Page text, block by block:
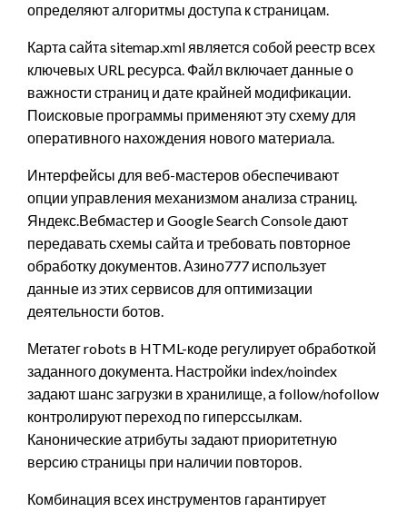
определяют алгоритмы доступа к страницам.
Карта сайта sitemap.xml является собой реестр всех
ключевых URL ресурса. Файл включает данные о
важности страниц и дате крайней модификации.
Поисковые программы применяют эту схему для
оперативного нахождения нового материала.
Интерфейсы для веб-мастеров обеспечивают
опции управления механизмом анализа страниц.
Яндекс.Вебмастер и Google Search Console дают
передавать схемы сайта и требовать повторное
обработку документов. Азино777 использует
данные из этих сервисов для оптимизации
деятельности ботов.
Метатег robots в HTML-коде регулирует обработкой
заданного документа. Настройки index/noindex
задают шанс загрузки в хранилище, а follow/nofollow
контролируют переход по гиперссылкам.
Канонические атрибуты задают приоритетную
версию страницы при наличии повторов.
Комбинация всех инструментов гарантирует